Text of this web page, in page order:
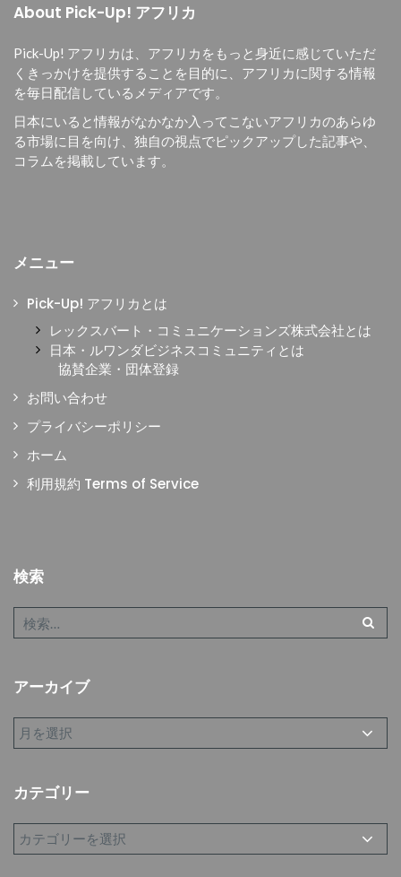
About Pick-Up! アフリカ
Pick-Up! アフリカは、 アフリカをもっと身近に感じていただ
くきっかけを提供することを目的に、 アフリカに関する情報
を毎日配信しているメディアです。
日本にいると情報がなかなか入ってこないアフリカのあらゆ
る市場に目を向け、独自の視点でピックアップした記事や、
コラムを掲載しています。
メニュー
Pick-Up! アフリカとは
レックスバート・コミュニケーションズ株式会社とは
日本・ルワンダビジネスコミュニティとは
協賛企業・団体登録
お問い合わせ
プライバシーポリシー
ホーム
利用規約 Terms of Service
検索
アーカイブ
カテゴリー